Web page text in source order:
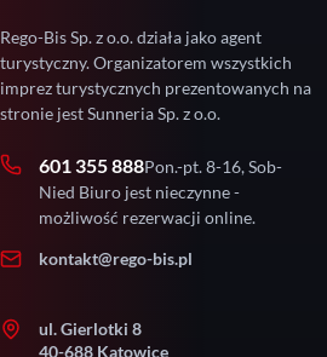
Rego-Bis Sp. z o.o. działa jako agent
turystyczny. Organizatorem wszystkich
imprez turystycznych prezentowanych na
stronie jest Sunneria Sp. z o.o.
601 355 888Pon.-pt. 8-16, Sob-
Nied Biuro jest nieczynne -
możliwość rezerwacji online.
kontakt@rego-bis.pl
ul. Gierlotki 8
40-688 Katowice